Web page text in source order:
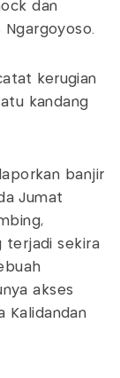
dan
kerugian
kandang
banjir
Jumat
terjadi sekira
akses
Kalidandan